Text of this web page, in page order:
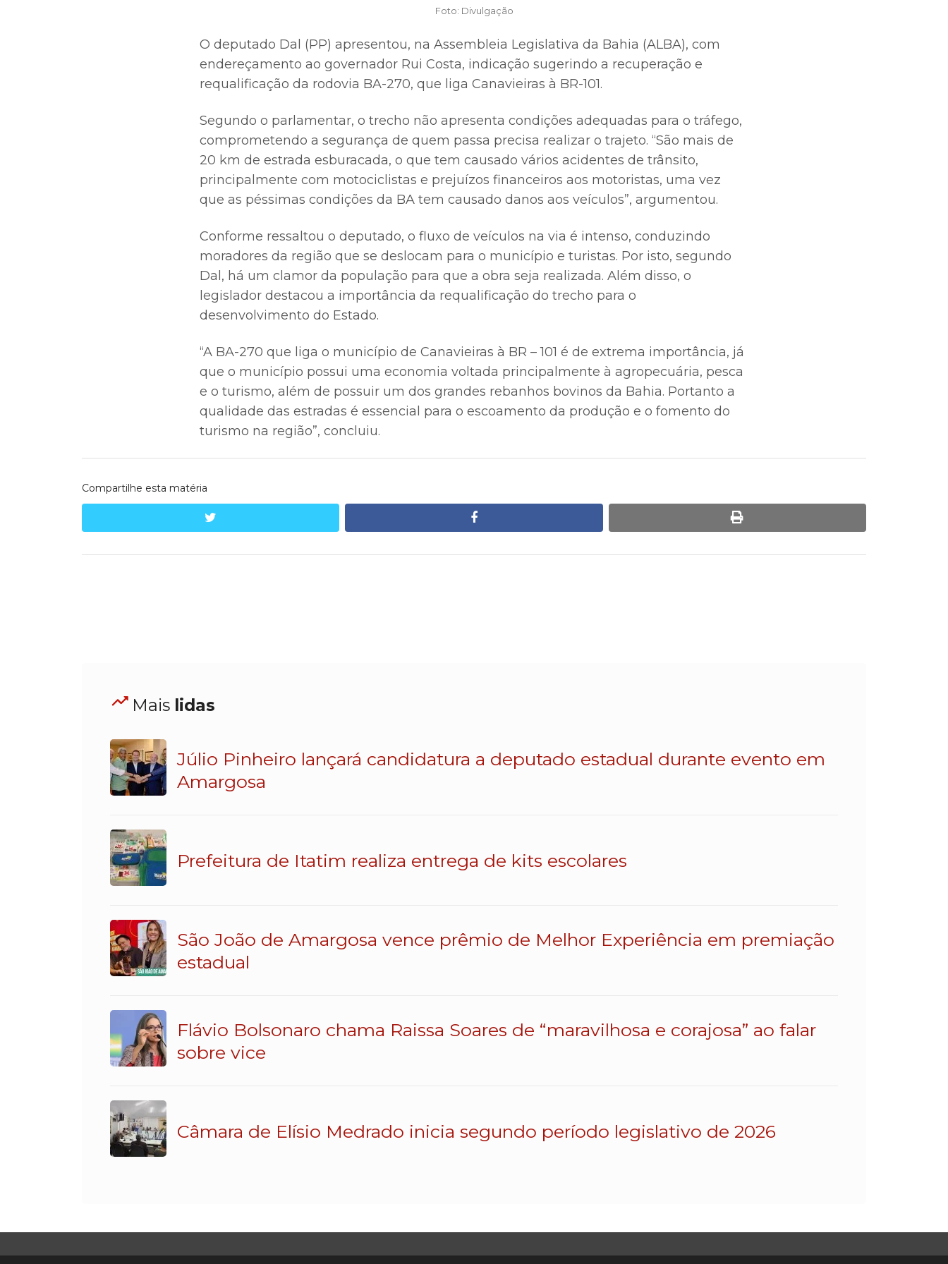
Foto: Divulgação
O deputado Dal (PP) apresentou, na Assembleia Legislativa da Bahia (ALBA), com
endereçamento ao governador Rui Costa, indicação sugerindo a recuperação e
requalificação da rodovia BA-270, que liga Canavieiras à BR-101.
Segundo o parlamentar, o trecho não apresenta condições adequadas para o tráfego,
comprometendo a segurança de quem passa precisa realizar o trajeto. “São mais de
20 km de estrada esburacada, o que tem causado vários acidentes de trânsito,
principalmente com motociclistas e prejuízos financeiros aos motoristas, uma vez
que as péssimas condições da BA tem causado danos aos veículos”, argumentou.
Conforme ressaltou o deputado, o fluxo de veículos na via é intenso, conduzindo
moradores da região que se deslocam para o município e turistas. Por isto, segundo
Dal, há um clamor da população para que a obra seja realizada. Além disso, o
legislador destacou a importância da requalificação do trecho para o
desenvolvimento do Estado.
“A BA-270 que liga o município de Canavieiras à BR – 101 é de extrema importância, já
que o município possui uma economia voltada principalmente à agropecuária, pesca
e o turismo, além de possuir um dos grandes rebanhos bovinos da Bahia. Portanto a
qualidade das estradas é essencial para o escoamento da produção e o fomento do
turismo na região”, concluiu.
Compartilhe esta matéria
facebook print
Mais lidas
Júlio Pinheiro lançará candidatura a deputado estadual durante evento em
Amargosa
Prefeitura de Itatim realiza entrega de kits escolares
São João de Amargosa vence prêmio de Melhor Experiência em premiação
estadual
Flávio Bolsonaro chama Raissa Soares de “maravilhosa e corajosa” ao falar
sobre vice
Câmara de Elísio Medrado inicia segundo período legislativo de 2026